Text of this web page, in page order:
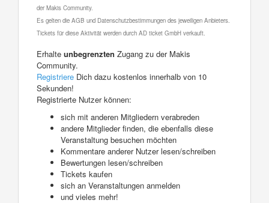
der Makis Community.
Es gelten die AGB und Datenschutzbestimmungen des jeweiligen Anbieters.
Tickets für diese Aktivität werden durch AD ticket GmbH verkauft.
Erhalte unbegrenzten Zugang zu der Makis
Community.
Registriere Dich dazu kostenlos innerhalb von 10
Sekunden!
Registrierte Nutzer können:
sich mit anderen Mitgliedern verabreden
andere Mitglieder finden, die ebenfalls diese
Veranstaltung besuchen möchten
Kommentare anderer Nutzer lesen/schreiben
Bewertungen lesen/schreiben
Tickets kaufen
sich an Veranstaltungen anmelden
und vieles mehr!